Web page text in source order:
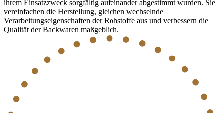
ihrem Einsatzzweck sorgfältig aufeinander abgestimmt wurden. Sie
vereinfachen die Herstellung, gleichen wechselnde
Verarbeitungseigenschaften der Rohstoffe aus und verbessern die
Qualität der Backwaren maßgeblich.